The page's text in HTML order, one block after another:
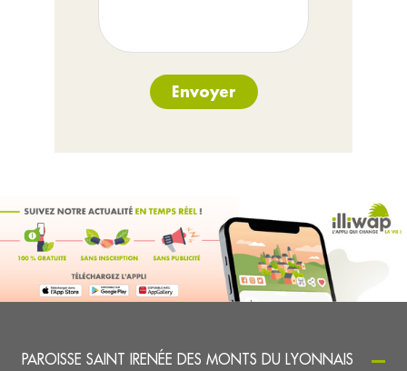
Envoyer
PAROISSE SAINT IRENÉE DES MONTS DU LYONNAIS